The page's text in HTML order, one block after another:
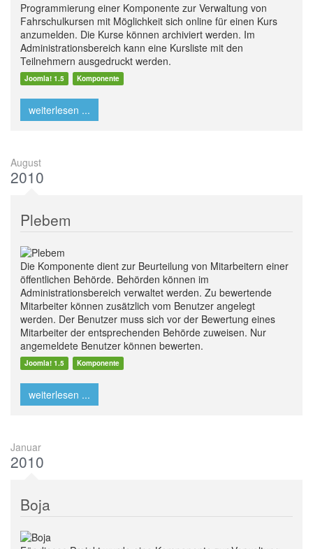
Programmierung einer Komponente zur Verwaltung von
Fahrschulkursen mit Möglichkeit sich online für einen Kurs
anzumelden. Die Kurse können archiviert werden. Im
Administrationsbereich kann eine Kursliste mit den
Teilnehmern ausgedruckt werden.
Joomla! 1.5 Komponente
weiterlesen ...
August
2010
Plebem
Die Komponente dient zur Beurteilung von Mitarbeitern einer
öffentlichen Behörde. Behörden können im
Administrationsbereich verwaltet werden. Zu bewertende
Mitarbeiter können zusätzlich vom Benutzer angelegt
werden. Der Benutzer muss sich vor der Bewertung eines
Mitarbeiter der entsprechenden Behörde zuweisen. Nur
angemeldete Benutzer können bewerten.
Joomla! 1.5 Komponente
weiterlesen ...
Januar
2010
Boja